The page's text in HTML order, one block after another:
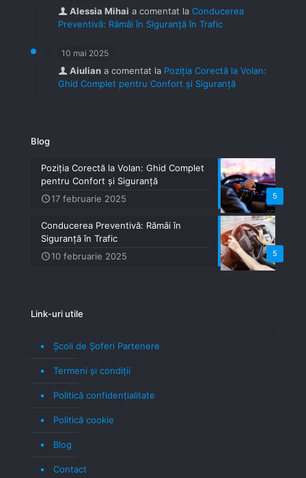
Alessia Mihai a comentat la Conducerea
Preventivă: Rămâi în Siguranță în Trafic
10 mai 2025
Aiulian a comentat la Poziția Corectă la Volan:
Ghid Complet pentru Confort și Siguranță
Blog
5
Poziția Corectă la Volan: Ghid Complet
pentru Confort și Siguranță
17 februarie 2025
5
Conducerea Preventivă: Rămâi în
Siguranță în Trafic
10 februarie 2025
Link-uri utile
Școli de Șoferi Partenere
Termeni şi condiţii
Politică confidenţialitate
Politică cookie
Blog
Contact